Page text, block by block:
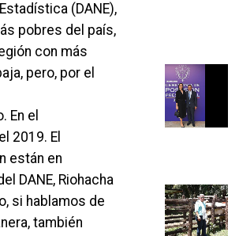
(DANE),
pobres del país,
con más
pero, por el
En el
2019. El
están en
DANE, Riohacha
si hablamos de
también